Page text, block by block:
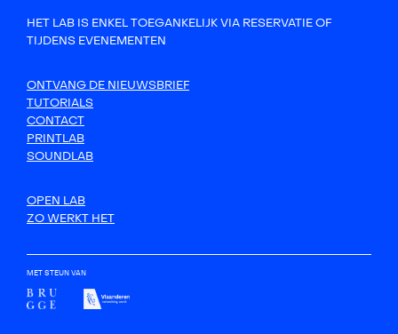
HET LAB IS ENKEL TOEGANKELIJK VIA RESERVATIE OF
TIJDENS EVENEMENTEN
ONTVANG DE NIEUWSBRIEF
TUTORIALS
CONTACT
PRINTLAB
SOUNDLAB
OPEN LAB
ZO WERKT HET
MET STEUN VAN